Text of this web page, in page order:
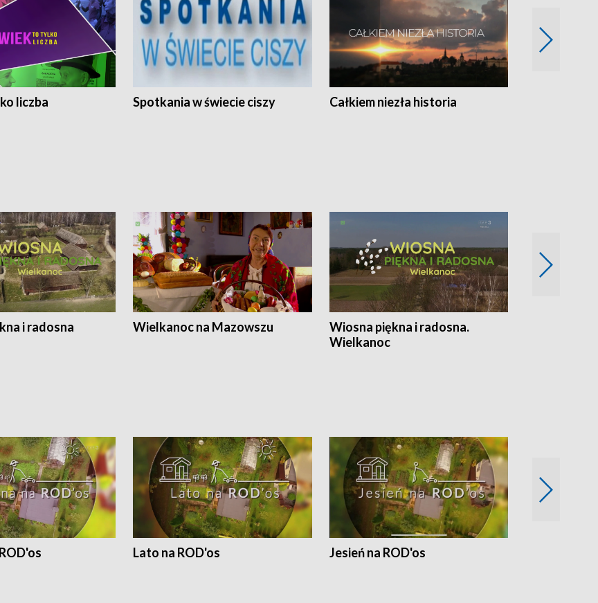
liczba Spotkania w świecie ciszy Całkiem niezła historia
i radosna Wielkanoc na Mazowszu
Wiosna piękna i radosna.
Wielkanoc
Lato na ROD'os Jesień na ROD'os